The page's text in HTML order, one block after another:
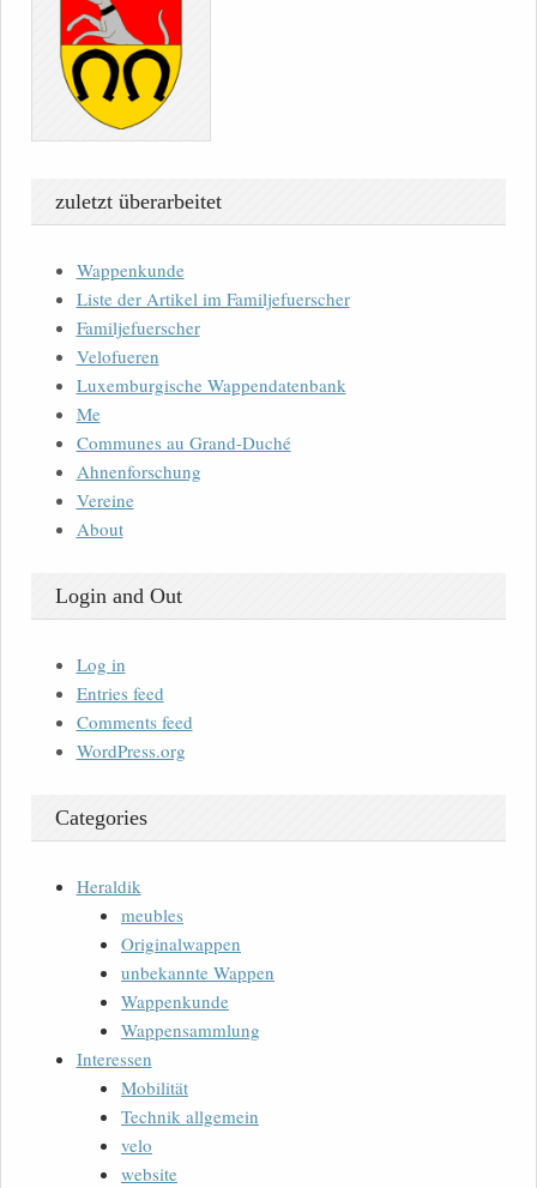
zuletzt überarbeitet
Wappenkunde
Liste der Artikel im Familjefuerscher
Familjefuerscher
Velofueren
Luxemburgische Wappendatenbank
Me
Communes au Grand-Duché
Ahnenforschung
Vereine
About
Login and Out
Log in
Entries feed
Comments feed
WordPress.org
Categories
Heraldik
meubles
Originalwappen
unbekannte Wappen
Wappenkunde
Wappensammlung
Interessen
Mobilität
Technik allgemein
velo
website